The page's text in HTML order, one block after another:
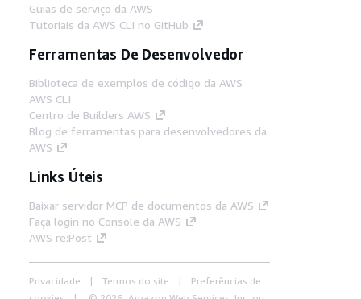
Guias de serviço da AWS
Tutoriais da AWS CLI no GitHub
Ferramentas De Desenvolvedor
Biblioteca de exemplos de código da AWS
AWS CLI
Centro de Builders AWS
Blog de ferramentas para desenvolvedores da
AWS
Links Úteis
Baixar servidor MCP de documentos da AWS
Faça login no Console da AWS
AWS re:Post
Privacidade Termos do site
Preferências de